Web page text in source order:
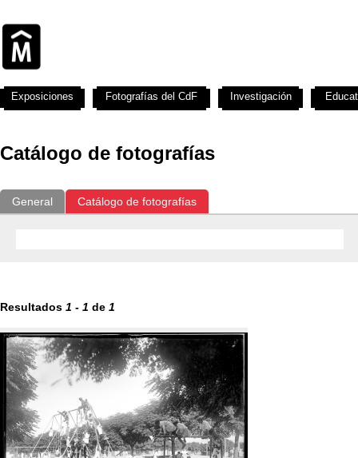
Catálogo de fotografías
General Catálogo de fotografías
Resultados 1 - 1 de 1
Exposiciones Fotografías del CdF Investigación